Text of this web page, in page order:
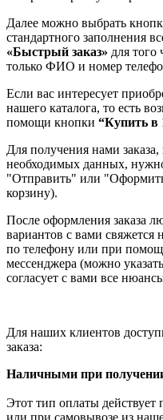
Далее можно выбрать
стандартного заполнения
«Быстрый заказ» для
только ФИО и номер
Если вас интересует
нашего каталога, то есть
помощи кнопки “Купить в
Для получения нами
необходимых данных,
"Отправить" или
корзину).
После оформления заказа
вариантов с вами
по телефону или при
мессенджера (можно
согласует с вами все
Для наших клиентов
заказа:
Наличными при
Этот тип оплаты действует